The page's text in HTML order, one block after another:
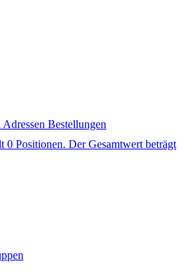
Adressen Bestellungen
0 Positionen. Der Gesamtwert beträgt